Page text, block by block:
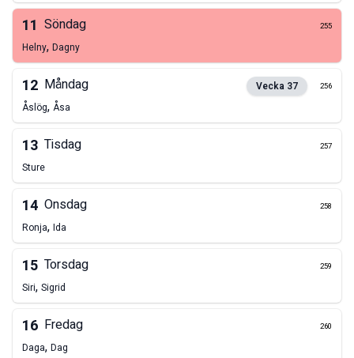
11 Söndag 255
Helny, Dagny
12 Måndag Vecka 37 256
Åslög, Åsa
13 Tisdag 257
Sture
14 Onsdag 258
Ronja, Ida
15 Torsdag 259
Siri, Sigrid
16 Fredag 260
Daga, Dag